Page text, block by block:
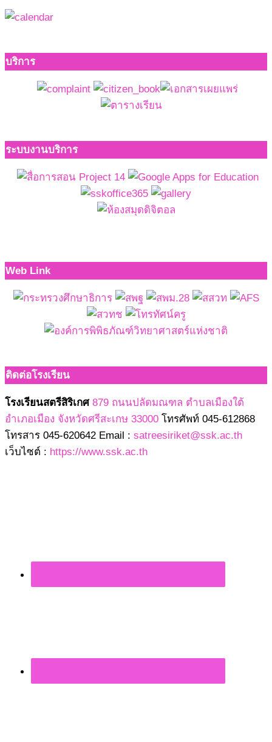
บริการ
ระบบงานบริการ
Web Link
ติดต่อโรงเรียน
โรงเรียนสตรีสิริเกศ 879 ถนนปลัดมณฑล ตำบลเมืองใต้
อำเภอเมือง จังหวัดศรีสะเกษ 33000 โทรศัพท์ 045-612868
โทรสาร 045-620642 Email : satreesiriket@ssk.ac.th
เว็บไซต์ : https://www.ssk.ac.th